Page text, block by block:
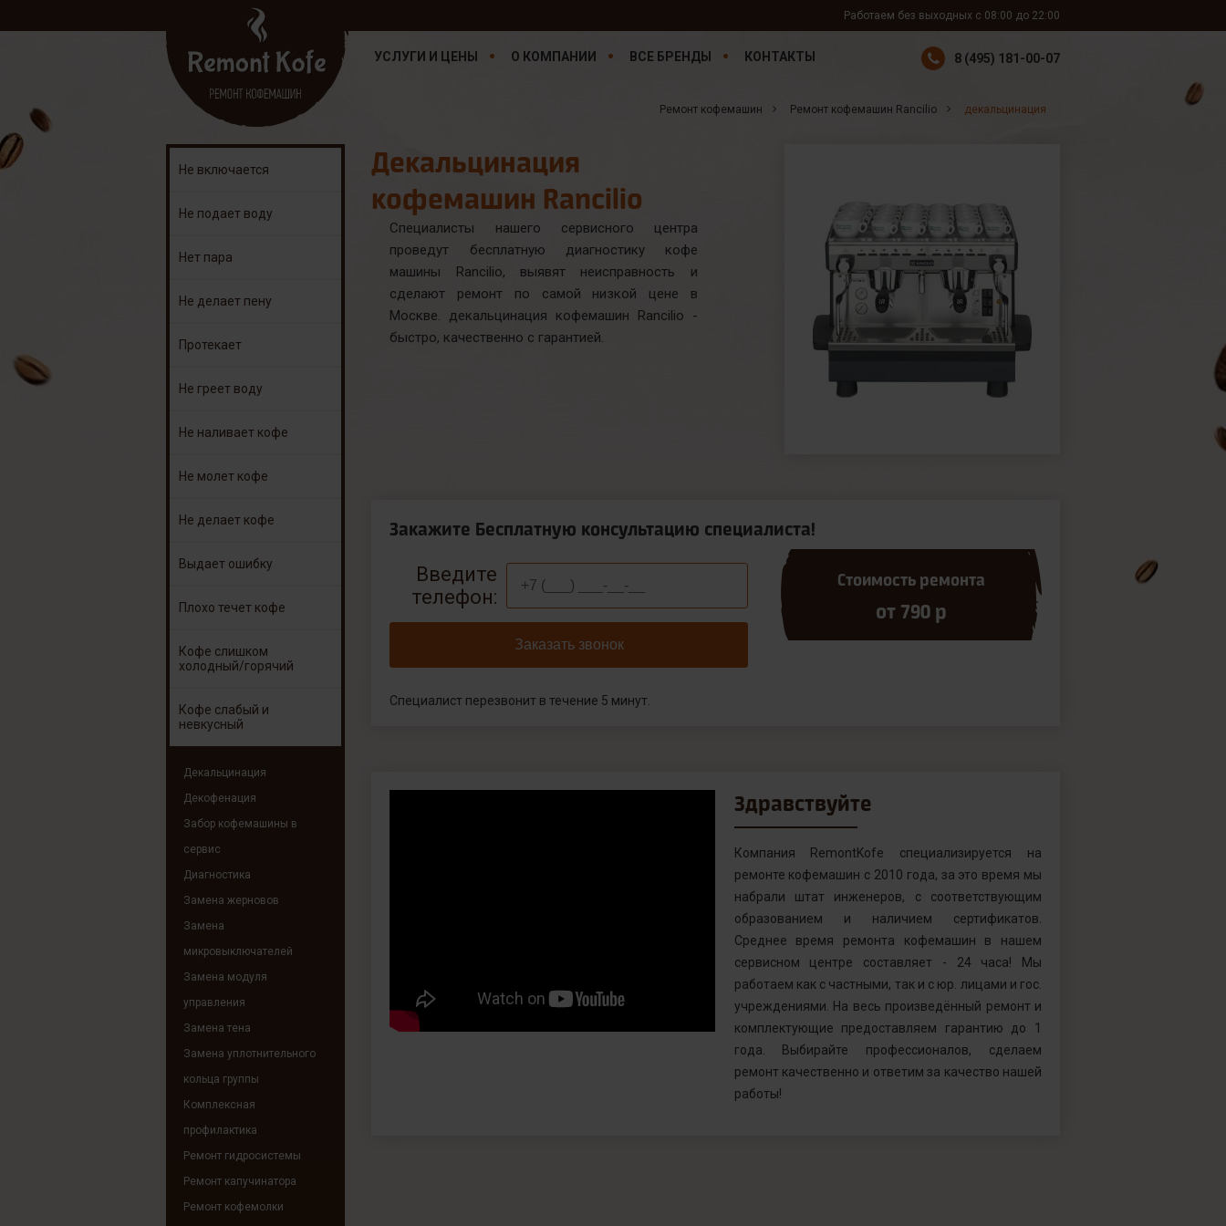
Работаем без выходных с 08:00 до 22:00
УСЛУГИ И ЦЕНЫ О КОМПАНИИ ВСЕ БРЕНДЫ КОНТАКТЫ 8 (495) 181-00-07
Ремонт кофемашин Ремонт кофемашин Rancilio декальцинация
Не включается
Не подает воду
Нет пара
Не делает пену
Протекает
Не греет воду
Не наливает кофе
Не молет кофе
Не делает кофе
Выдает ошибку
Плохо течет кофе
Кофе слишком
холодный/горячий
Кофе слабый и
невкусный
Декальцинация
Декофенация
Забор кофемашины в
сервис
Диагностика
Замена жерновов
Замена
микровыключателей
Замена модуля
управления
Замена тена
Замена уплотнительного
кольца группы
Комплексная
профилактика
Ремонт гидросистемы
Ремонт капучинатора
Ремонт кофемолки
Декальцинация
кофемашин Rancilio
Специалисты нашего сервисного центра
проведут бесплатную диагностику кофе
машины Rancilio, выявят неисправность и
сделают ремонт по самой низкой цене в
Москве. декальцинация кофемашин Rancilio -
быстро, качественно с гарантией.
Закажите Бесплатную консультацию специалиста!
Стоимость ремонта
от 790 р
Введите
телефон:
Заказать звонок
Специалист перезвонит в течение 5 минут.
Здравствуйте
Компания RemontKofe специализируется на
ремонте кофемашин с 2010 года, за это время мы
набрали штат инженеров, с соответствующим
образованием и наличием сертификатов.
Среднее время ремонта кофемашин в нашем
сервисном центре составляет - 24 часа! Мы
работаем как с частными, так и с юр. лицами и гос.
учреждениями. На весь произведённый ремонт и
комплектующие предоставляем гарантию до 1
года. Выбирайте профессионалов, сделаем
ремонт качественно и ответим за качество нашей
работы!